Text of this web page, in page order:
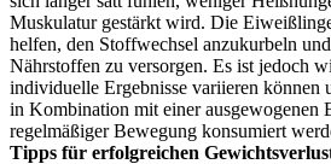
Muskulatur gestärkt wird. Die
helfen, den Stoffwechsel anzukurbeln
Nährstoffen zu versorgen. Es ist jedoch
individuelle Ergebnisse variieren können
in Kombination mit einer ausgewogenen
regelmäßiger Bewegung konsumiert
Tipps für erfolgreichen